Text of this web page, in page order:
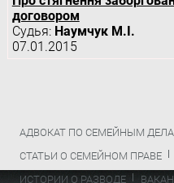
договором
Судья: Наумчук М.І.
07.01.2015
АДВОКАТ ПО СЕМЕЙНЫМ
СТАТЬИ О СЕМЕЙНОМ ПРАВЕ
ИСТОРИИ О РАЗВОДЕ